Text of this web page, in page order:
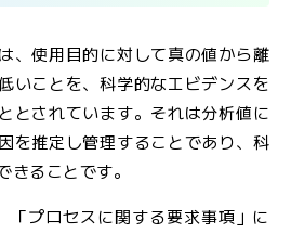
、使用目的に対して真の値から離
いことを、科学的なエビデンスを
とされています。それは分析値に
を推定し管理することであり、科
きることです。
プロセスに関する要求事項」に